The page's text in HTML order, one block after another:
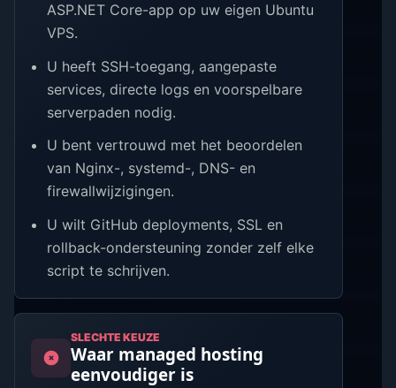
ASP.NET Core-app op uw eigen Ubuntu
VPS.
U heeft SSH-toegang, aangepaste
services, directe logs en voorspelbare
serverpaden nodig.
U bent vertrouwd met het beoordelen
van Nginx-, systemd-, DNS- en
firewallwijzigingen.
U wilt GitHub deployments, SSL en
rollback-ondersteuning zonder zelf elke
script te schrijven.
SLECHTE KEUZE
Waar managed hosting
eenvoudiger is